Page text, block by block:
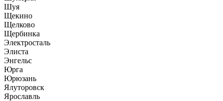
Шуя
Щекино
Щелково
Щербинка
Электросталь
Элиста
Энгельс
Юрга
Юрюзань
Ялуторовск
Ярославль